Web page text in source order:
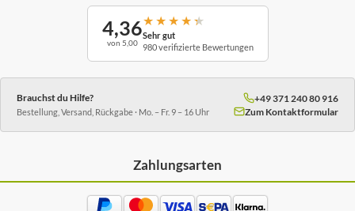
4,36
von 5,00
★ ★ ★ ★ ★
Sehr gut
980 verifizierte Bewertungen
Brauchst du Hilfe?
Bestellung, Versand, Rückgabe · Mo. – Fr. 9 – 16 Uhr
+49 371 240 80 916
Zum Kontaktformular
Zahlungsarten